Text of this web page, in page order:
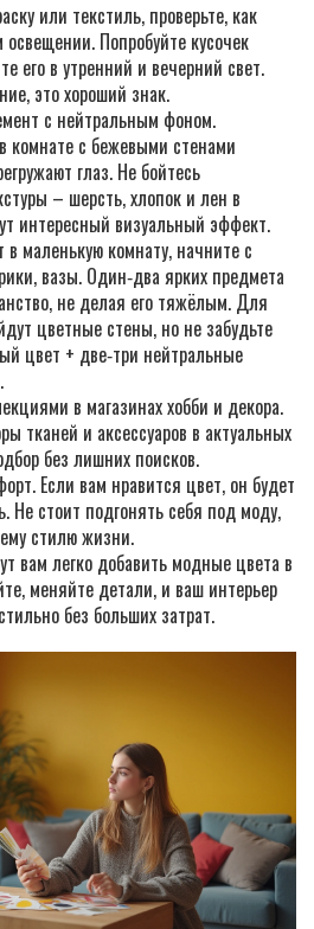
или текстиль, проверьте, как
Попробуйте кусочек
его в утренний и вечерний свет.
это хороший знак.
с нейтральным фоном.
с бежевыми стенами
глаз. Не бойтесь
– шерсть, хлопок и лен в
интересный визуальный эффект.
в маленькую комнату, начните с
вазы. Один‑два ярких предмета
не делая его тяжёлым. Для
цветные стены, но не забудьте
цвет + две‑три нейтральные
в магазинах хобби и декора.
тканей и аксессуаров в актуальных
без лишних поисков.
Если вам нравится цвет, он будет
Не стоит подгонять себя под моду,
стилю жизни.
вам легко добавить модные цвета в
меняйте детали, и ваш интерьер
без больших затрат.